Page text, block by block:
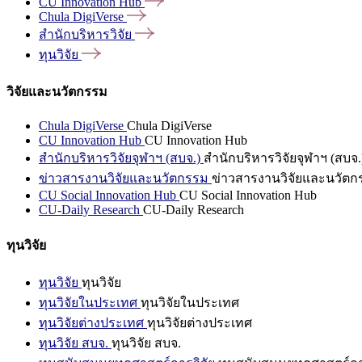
Chula DigiVerse
สำนักบริหารวิจัย
ทุนวิจัย
วิจัยและนวัตกรรม
Chula DigiVerse Chula DigiVerse
CU Innovation Hub CU Innovation Hub
สำนักบริหารวิจัยจุฬาฯ (สบจ.) สำนักบริหารวิจัยจุฬาฯ (สบจ
ข่าวสารงานวิจัยและนวัตกรรม ข่าวสารงานวิจัยและนวัตก
CU Social Innovation Hub CU Social Innovation Hub
CU-Daily Research CU-Daily Research
ทุนวิจัย
ทุนวิจัย ทุนวิจัย
ทุนวิจัยในประเทศ ทุนวิจัยในประเทศ
ทุนวิจัยต่างประเทศ ทุนวิจัยต่างประเทศ
ทุนวิจัย สบจ. ทุนวิจัย สบจ.